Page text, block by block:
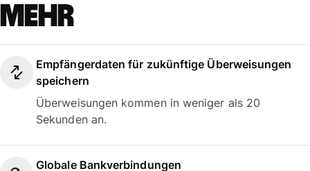
mehr
Empfängerdaten für zukünftige Überweisungen
speichern
Überweisungen kommen in weniger als 20
Sekunden an.
Globale Bankverbindungen